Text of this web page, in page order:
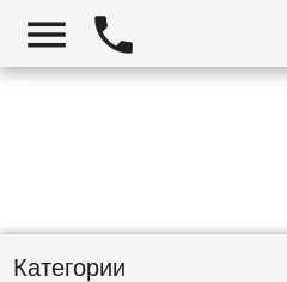
Категории